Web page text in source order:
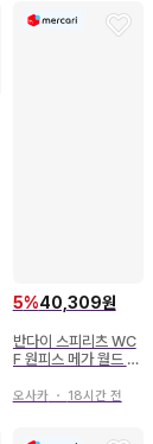
5%40,309원
반다이 스피리츠 WC
F 원피스 메가 월드 컬
인 메가 월드 컬렉터블
오사카・ 18시간 전